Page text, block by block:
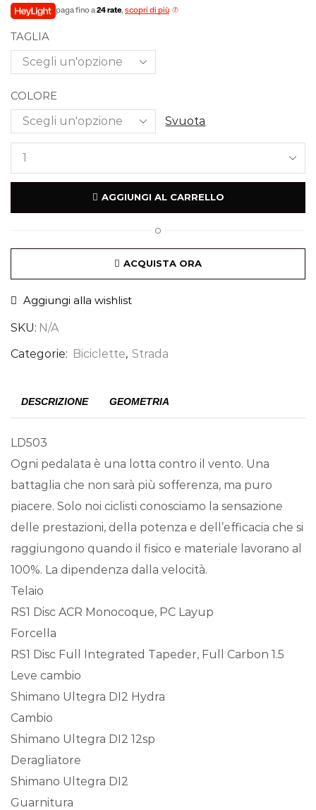
paga fino a24 rate, scopri di più
TAGLIA
COLORE
Svuota
AGGIUNGI AL CARRELLO
O
ACQUISTA ORA
Aggiungi alla wishlist
SKU: N/A
Categorie: Biciclette, Strada
DESCRIZIONE GEOMETRIA
LD503
Ogni pedalata è una lotta contro il vento. Una
battaglia che non sarà più sofferenza, ma puro
piacere. Solo noi ciclisti conosciamo la sensazione
delle prestazioni, della potenza e dell’efficacia che si
raggiungono quando il fisico e materiale lavorano al
100%. La dipendenza dalla velocità.
Telaio
RS1 Disc ACR Monocoque, PC Layup
Forcella
RS1 Disc Full Integrated Tapeder, Full Carbon 1.5
Leve cambio
Shimano Ultegra DI2 Hydra
Cambio
Shimano Ultegra DI2 12sp
Deragliatore
Shimano Ultegra DI2
Guarnitura